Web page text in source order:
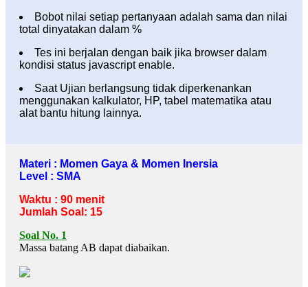
Bobot nilai setiap pertanyaan adalah sama dan nilai
total dinyatakan dalam %
Tes ini berjalan dengan baik jika browser dalam
kondisi status javascript enable.
Saat Ujian berlangsung tidak diperkenankan
menggunakan kalkulator, HP, tabel matematika atau
alat bantu hitung lainnya.
Materi : Momen Gaya & Momen Inersia
Level : SMA
Waktu : 90 menit
Jumlah Soal: 15
Soal No. 1
Massa batang AB dapat diabaikan.